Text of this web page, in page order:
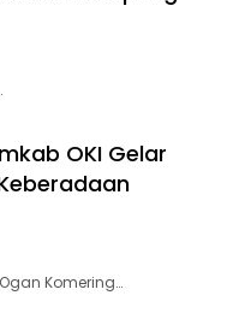
OKI Gelar
Komering…